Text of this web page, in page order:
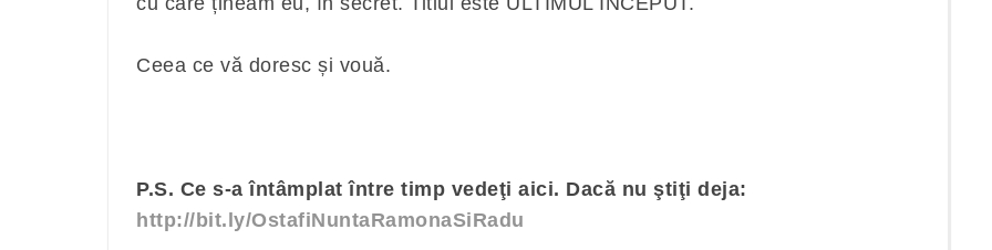
Ceea ce vă doresc și vouă.
P.S. Ce s-a întâmplat între timp vedeţi aici. Dacă nu ştiţi deja:
http://bit.ly/OstafiNuntaRamonaSiRadu